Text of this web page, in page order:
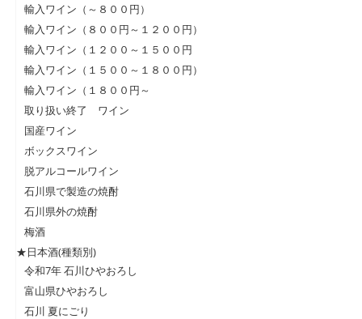
輸入ワイン（～８００円）
輸入ワイン（８００円～１２００円）
輸入ワイン（１２００～１５００円
輸入ワイン（１５００～１８００円）
輸入ワイン（１８００円～
取り扱い終了 ワイン
国産ワイン
ボックスワイン
脱アルコールワイン
石川県で製造の焼酎
石川県外の焼酎
梅酒
★日本酒(種類別)
令和7年 石川ひやおろし
富山県ひやおろし
石川 夏にごり